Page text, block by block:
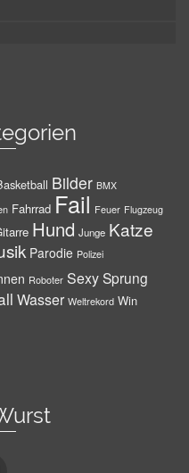
Bilder BMX
Fahrrad Fail Feuer Flugzeug
Hund Junge Katze
Parodie Polizei
Roboter SexySprung
Wasser Weltrekord Win